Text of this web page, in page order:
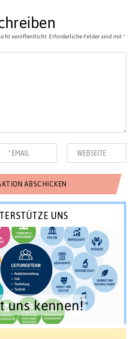
veröffentlicht.Erforderliche Felder sind mit *
UNS
uns kennen!